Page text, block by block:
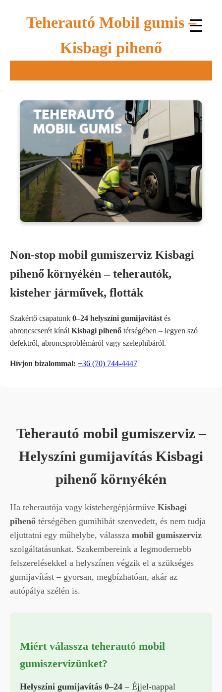
Teherautó Mobil gumis –
Kisbagi pihenő
Non-stop mobil gumiszerviz Kisbagi
pihenő környékén – teherautók,
kisteher járművek, flották
Szakértő csapatunk 0–24 helyszíni gumijavítást és
abroncscserét kínál Kisbagi pihenő térségében – legyen szó
defektről, abroncsproblémáról vagy szelephibáról.
Hívjon bizalommal: +36 (70) 744-4447
Teherautó mobil gumiszerviz –
Helyszíni gumijavítás Kisbagi
pihenő környékén
Ha teherautója vagy kistehergépjárműve Kisbagi
pihenő térségében gumihibát szenvedett, és nem tudja
eljuttatni egy műhelybe, válassza mobil gumiszerviz
szolgáltatásunkat. Szakembereink a legmodernebb
felszerelésekkel a helyszínen végzik el a szükséges
gumijavítást – gyorsan, megbízhatóan, akár az
autópálya szélén is.
Miért válassza teherautó mobil
gumiszervizünket?
Helyszíni gumijavítás 0–24 – Éjjel-nappal